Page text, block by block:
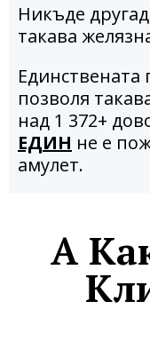
Никъде
такава
Единствената
позволя
над 1 372+
ЕДИН не е
амулет.
A